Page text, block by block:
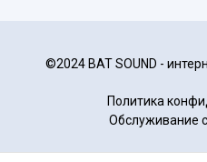
©2024 BAT SOUND -
Политика
Обслуживание